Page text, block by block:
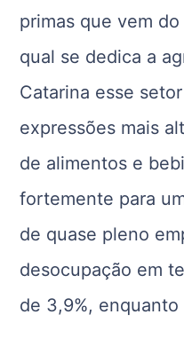
primas que vem
qual se dedica a
Catarina esse
expressões mais
de alimentos e
fortemente para
de quase pleno
desocupação em
de 3,9%, enquanto